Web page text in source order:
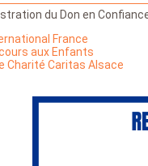
du Don en
France
aux Enfants
Charité Caritas Alsace